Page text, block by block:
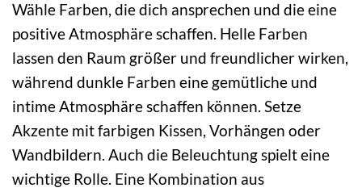
Wähle Farben, die dich ansprechen und die eine
positive Atmosphäre schaffen. Helle Farben
lassen den Raum größer und freundlicher wirken,
während dunkle Farben eine gemütliche und
intime Atmosphäre schaffen können. Setze
Akzente mit farbigen Kissen, Vorhängen oder
Wandbildern. Auch die Beleuchtung spielt eine
wichtige Rolle. Eine Kombination aus